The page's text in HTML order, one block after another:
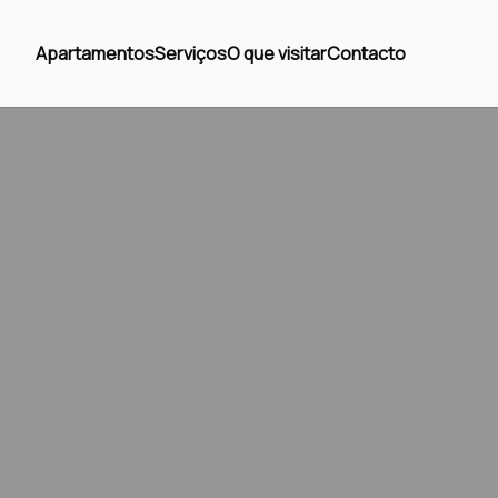
ApartamentosServiçosO que visitarContacto